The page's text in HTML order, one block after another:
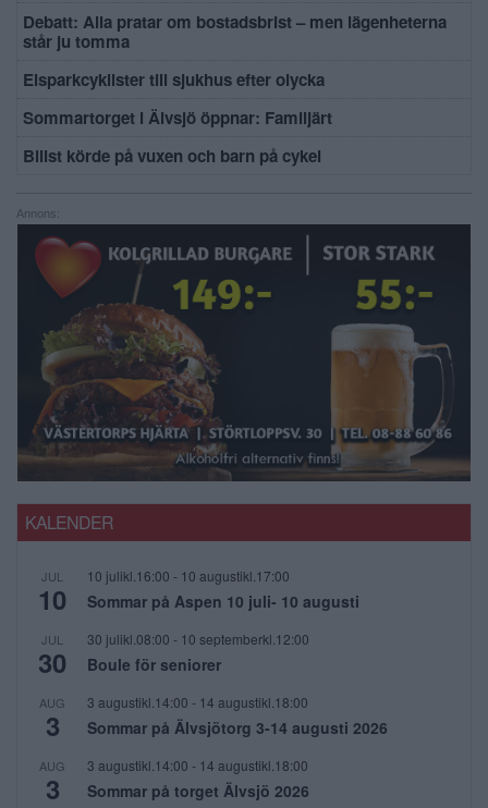
Debatt: Alla pratar om bostadsbrist – men lägenheterna
står ju tomma
Elsparkcyklister till sjukhus efter olycka
Sommartorget i Älvsjö öppnar: Familjärt
Bilist körde på vuxen och barn på cykel
Annons:
KALENDER
JUL
10
10 julikl.16:00 - 10 augustikl.17:00
Sommar på Aspen 10 juli- 10 augusti
JUL
30
30 julikl.08:00 - 10 septemberkl.12:00
Boule för seniorer
AUG
3
3 augustikl.14:00 - 14 augustikl.18:00
Sommar på Älvsjötorg 3-14 augusti 2026
AUG
3
3 augustikl.14:00 - 14 augustikl.18:00
Sommar på torget Älvsjö 2026